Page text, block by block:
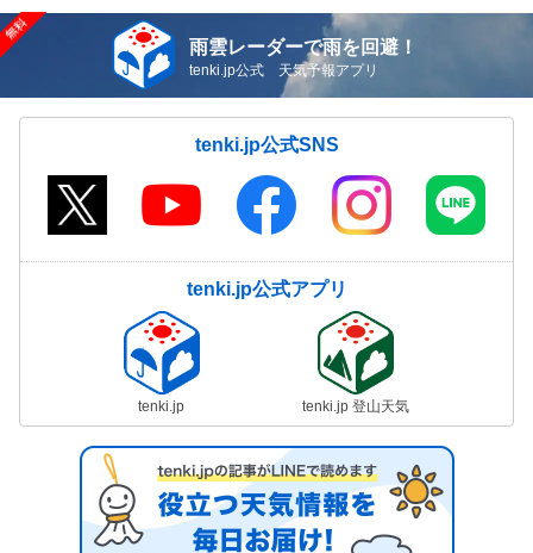
雨雲レーダーで雨を回避！
tenki.jp公式 天気予報アプリ
tenki.jp公式SNS
tenki.jp公式アプリ
tenki.jp tenki.jp 登山天気